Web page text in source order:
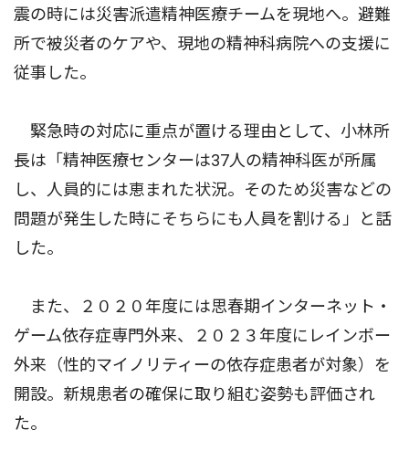
震の時には災害派遣精神医療チームを現地へ。避難
所で被災者のケアや、現地の精神科病院への支援に
従事した。
緊急時の対応に重点が置ける理由として、小林所
長は「精神医療センターは37人の精神科医が所属
し、人員的には恵まれた状況。そのため災害などの
問題が発生した時にそちらにも人員を割ける」と話
した。
また、２０２０年度には思春期インターネット・
ゲーム依存症専門外来、２０２３年度にレインボー
外来（性的マイノリティーの依存症患者が対象）を
開設。新規患者の確保に取り組む姿勢も評価され
た。